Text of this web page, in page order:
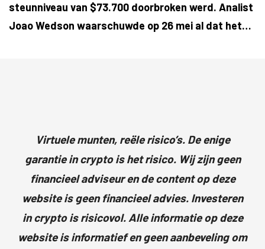
steunniveau van $73.700 doorbroken werd. Analist
Joao Wedson waarschuwde op 26 mei al dat het…
Virtuele munten, reële risico’s. De enige
garantie in crypto is het risico. Wij zijn geen
financieel adviseur en de content op deze
website is geen financieel advies. Investeren
in crypto is risicovol. Alle informatie op deze
website is informatief en geen aanbeveling om